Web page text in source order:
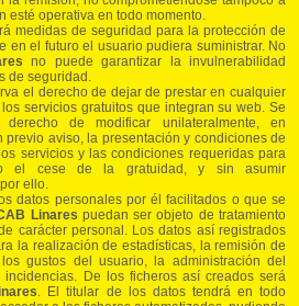
esté operativa en todo momento.
medidas de seguridad para la protección de
en el futuro el usuario pudiera suministrar. No
no puede garantizar la invulnerabilidad
de seguridad.
el derecho de dejar de prestar en cualquier
servicios gratuitos que integran su web. Se
de modificar unilateralmente, en
previo aviso, la presentación y condiciones de
servicios y las condiciones requeridas para
el cese de la gratuidad, y sin asumir
ello.
datos personales por él facilitados o que se
Linares puedan ser objeto de tratamiento
carácter personal. Los datos así registrados
la realización de estadísticas, la remisión de
gustos del usuario, la administración del
De los ficheros así creados será
. El titular de los datos tendrá en todo